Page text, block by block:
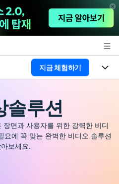
지금 체험하기
솔루션
면과 사용자를 위한 강력한 비디
요에 꼭 맞는 완벽한 비디오 솔루션
보세요.